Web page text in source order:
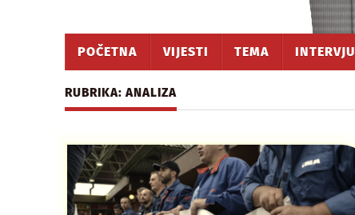
POČETNA VIJESTI TEMA INTERVJU
RUBRIKA: ANALIZA